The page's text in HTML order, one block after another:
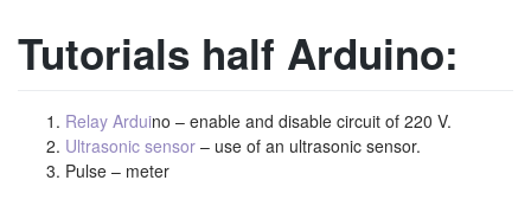
Tutorials half Arduino:
Relay Arduino – enable and disable circuit of 220 V.
Ultrasonic sensor – use of an ultrasonic sensor.
Pulse – meter